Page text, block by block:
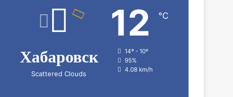
Хабаровск
Scattered Clouds
12 ℃
14º - 10º
95%
4.08 km/h